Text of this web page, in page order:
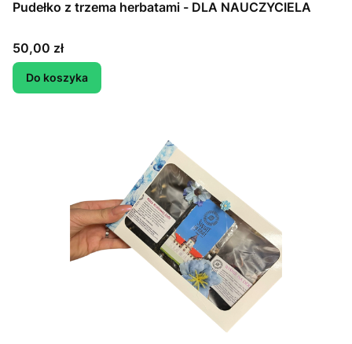
Pudełko z trzema herbatami - DLA NAUCZYCIELA
Cena
50,00 zł
Do koszyka